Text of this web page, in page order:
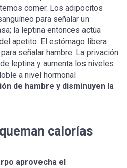
comer. Los adipocitos
para señalar un
la leptina entonces actúa
apetito. El estómago libera
señalar hambre. La privación
leptina y aumenta los niveles
a nivel hormonal
de hambre y disminuyen la
calorías
aprovecha el